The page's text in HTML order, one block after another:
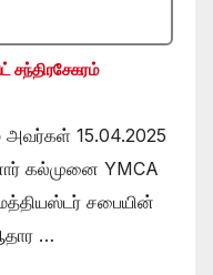
அவர்கள் 15.04.2025
கல்முனை YMCA
சபையின்
…